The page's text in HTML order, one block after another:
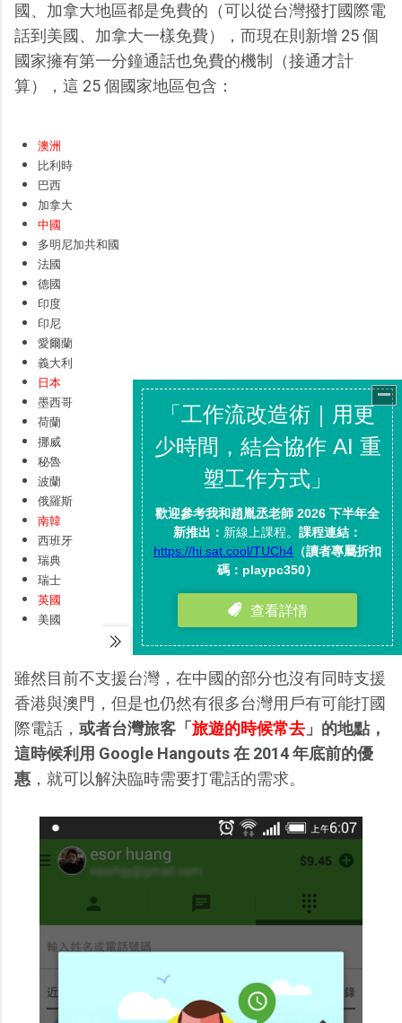
國、加拿大地區都是免費的（可以從台灣撥打國際電
話到美國、加拿大一樣免費），而現在則新增 25 個
國家擁有第一分鐘通話也免費的機制（接通才計
算），這 25 個國家地區包含：
澳洲
比利時
巴西
加拿大
中國
多明尼加共和國
法國
德國
印度
印尼
愛爾蘭
義大利
日本
墨西哥
荷蘭
挪威
秘魯
波蘭
俄羅斯
南韓
西班牙
瑞典
瑞士
英國
美國
雖然目前不支援台灣，在中國的部分也沒有同時支援
香港與澳門，但是也仍然有很多台灣用戶有可能打國
際電話， 或者台灣旅客「 旅遊的時候常去 」的地點，
這時候利用 Google Hangouts 在 2014 年底前的優
惠 ，就可以解決臨時需要打電話的需求。